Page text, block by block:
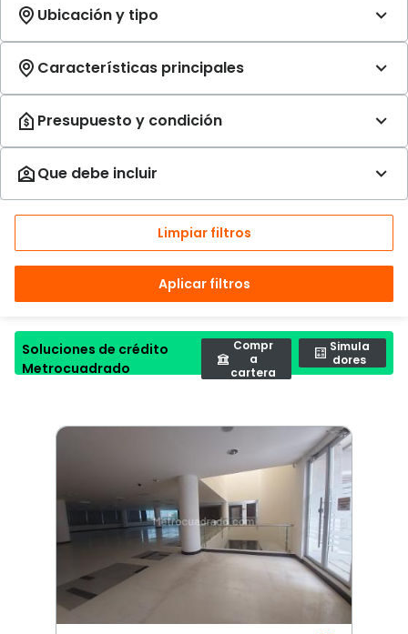
Limpiar filtros
Aplicar filtros
Soluciones de crédito
Metrocuadrado
Compr
a
cartera
Simula
dores